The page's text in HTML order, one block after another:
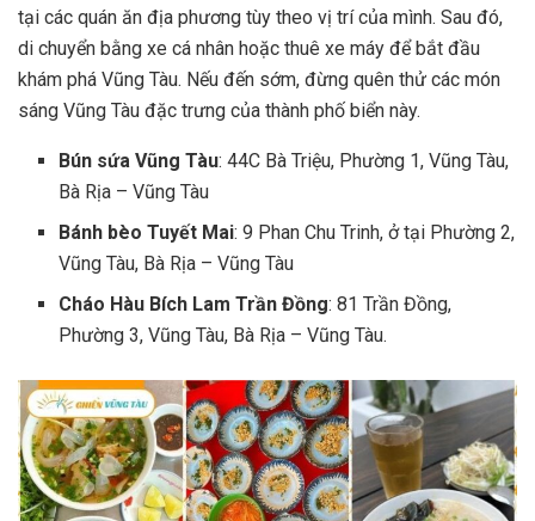
tại các quán ăn địa phương tùy theo vị trí của mình. Sau đó,
di chuyển bằng xe cá nhân hoặc thuê xe máy để bắt đầu
khám phá Vũng Tàu. Nếu đến sớm, đừng quên thử các món
sáng Vũng Tàu đặc trưng của thành phố biển này.
Bún sứa Vũng Tàu: 44C Bà Triệu, Phường 1, Vũng Tàu,
Bà Rịa – Vũng Tàu
Bánh bèo Tuyết Mai: 9 Phan Chu Trinh, ở tại Phường 2,
Vũng Tàu, Bà Rịa – Vũng Tàu
Cháo Hàu Bích Lam Trần Đồng: 81 Trần Đồng,
Phường 3, Vũng Tàu, Bà Rịa – Vũng Tàu.